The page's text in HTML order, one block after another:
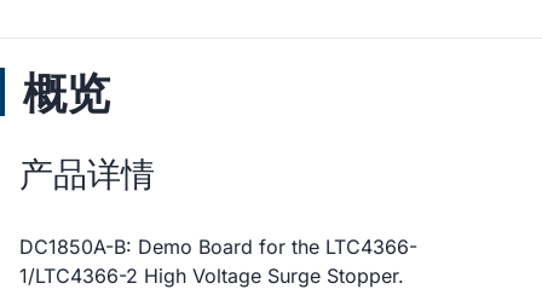
概览
产品详情
DC1850A-B: Demo Board for the LTC4366-
1/LTC4366-2 High Voltage Surge Stopper.